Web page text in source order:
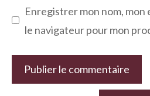
Enregistrer mon nom, mon
le navigateur pour mon